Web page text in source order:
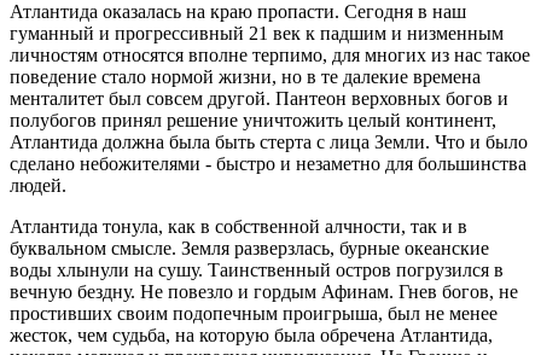
Атлантида оказалась на краю пропасти. Сегодня в наш
гуманный и прогрессивный 21 век к падшим и низменным
личностям относятся вполне терпимо, для многих из нас такое
поведение стало нормой жизни, но в те далекие времена
менталитет был совсем другой. Пантеон верховных богов и
полубогов принял решение уничтожить целый континент,
Атлантида должна была быть стерта с лица Земли. Что и было
сделано небожителями - быстро и незаметно для большинства
людей.
Атлантида тонула, как в собственной алчности, так и в
буквальном смысле. Земля разверзлась, бурные океанские
воды хлынули на сушу. Таинственный остров погрузился в
вечную бездну. Не повезло и гордым Афинам. Гнев богов, не
простивших своим подопечным проигрыша, был не менее
жесток, чем судьба, на которую была обречена Атлантида,